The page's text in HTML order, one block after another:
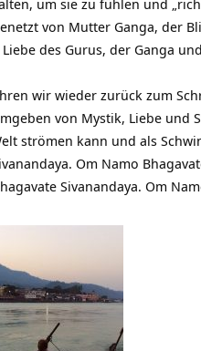
um sie zu fühlen und
von Mutter Ganga, der
des Gurus, der Ganga
wir wieder zurück zum
von Mystik, Liebe und
strömen kann und als
Om Namo
Sivanandaya. Om